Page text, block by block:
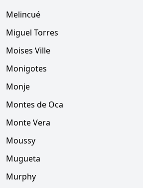
Melincué
Miguel Torres
Moises Ville
Monigotes
Monje
Montes de Oca
Monte Vera
Moussy
Mugueta
Murphy